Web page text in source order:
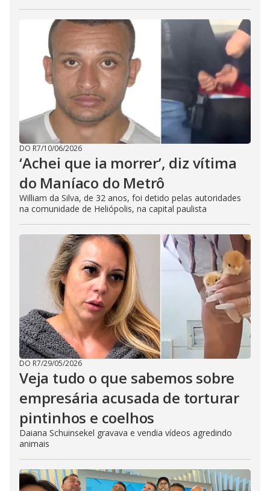
DO R7/10/06/2026
‘Achei que ia morrer’, diz vítima
do Maníaco do Metrô
William da Silva, de 32 anos, foi detido pelas autoridades
na comunidade de Heliópolis, na capital paulista
DO R7/29/05/2026
Veja tudo o que sabemos sobre
empresária acusada de torturar
pintinhos e coelhos
Daiana Schuinsekel gravava e vendia vídeos agredindo
animais